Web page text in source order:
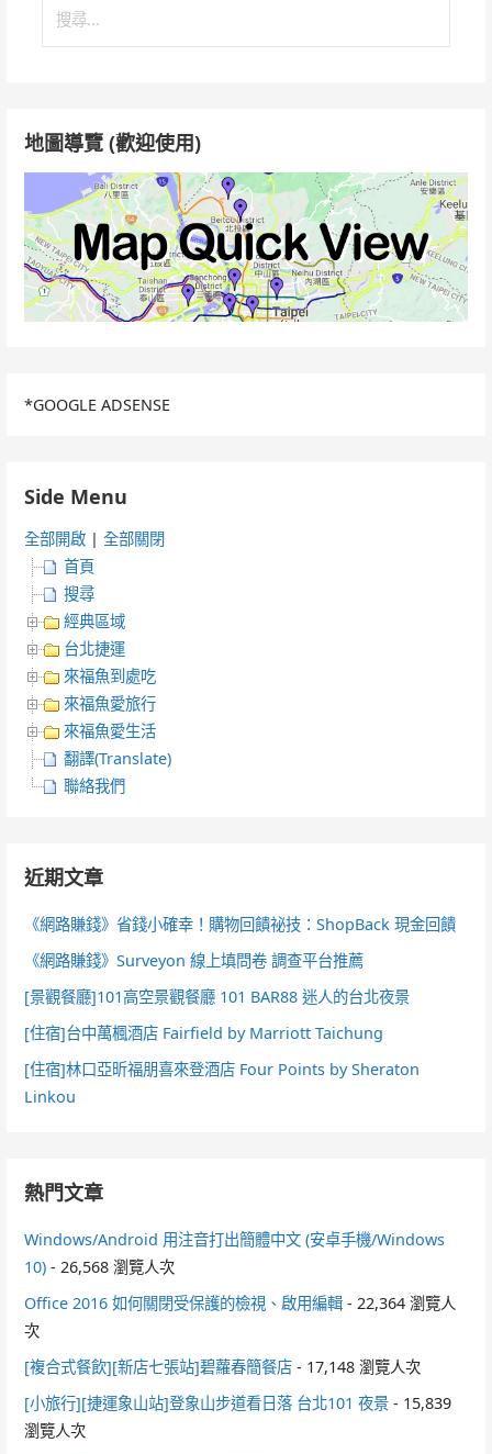
地圖導覽 (歡迎使用)
*GOOGLE ADSENSE
Side Menu
全部開啟 |全部關閉
首頁
搜尋
經典區域
台北捷運
來福魚到處吃
來福魚愛旅行
來福魚愛生活
翻譯(Translate)
聯絡我們
近期文章
《網路賺錢》省錢小確幸！購物回饋祕技：ShopBack 現金回饋
《網路賺錢》Surveyon 線上填問卷 調查平台推薦
[景觀餐廳]101高空景觀餐廳 101 BAR88 迷人的台北夜景
[住宿]台中萬楓酒店 Fairfield by Marriott Taichung
[住宿]林口亞昕福朋喜來登酒店 Four Points by Sheraton
Linkou
熱門文章
Windows/Android 用注音打出簡體中文 (安卓手機/Windows
10) - 26,568 瀏覽人次
Office 2016 如何關閉受保護的檢視、啟用編輯 - 22,364 瀏覽人
次
[複合式餐飲][新店七張站]碧蘿春簡餐店 - 17,148 瀏覽人次
[小旅行][捷運象山站]登象山步道看日落 台北101 夜景 - 15,839
瀏覽人次